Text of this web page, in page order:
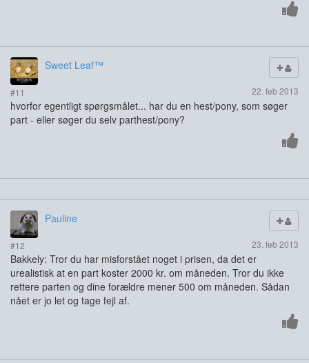
Sweet Leaf™
#11 22. feb 2013
hvorfor egentligt spørgsmålet... har du en hest/pony, som søger
part - eller søger du selv parthest/pony?
Pauline
#12 23. feb 2013
Bakkely: Tror du har misforstået noget i prisen, da det er
urealistisk at en part koster 2000 kr. om måneden. Tror du ikke
rettere parten og dine forældre mener 500 om måneden. Sådan
nået er jo let og tage fejl af.